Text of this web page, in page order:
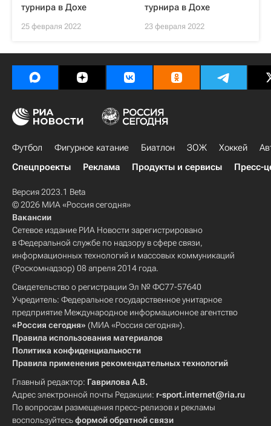
турнира в Дохе
25 февраля 2022
турнира в Дохе
23 февраля 2022
Футбол Фигурное катание Биатлон ЗОЖ Хоккей
Спецпроекты
Реклама Продукты и сервисы Пресс-
Версия 2023.1 Beta
© 2026 МИА «Россия сегодня»
Вакансии
Сетевое издание РИА Новости зарегистрировано
в Федеральной службе по надзору в сфере связи,
информационных технологий и массовых коммуникаций
(Роскомнадзор) 08 апреля 2014 года.
Свидетельство о регистрации Эл № ФС77-57640
Учредитель: Федеральное государственное унитарное
предприятие Международное информационное агентство
«Россия сегодня» (МИА «Россия сегодня»).
Правила использования материалов
Политика конфиденциальности
Правила применения рекомендательных технологий
Главный редактор: Гаврилова А.В.
Адрес электронной почты Редакции: r-sport.internet@ria.ru
По вопросам размещения пресс-релизов и рекламы
воспользуйтесьформой обратной связи